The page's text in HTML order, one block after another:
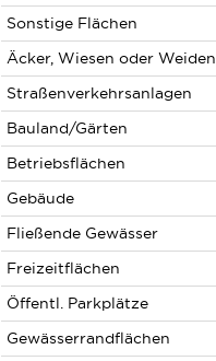
Sonstige Flächen
Äcker, Wiesen oder Weiden
Straßenverkehrsanlagen
Bauland/Gärten
Betriebsflächen
Gebäude
Fließende Gewässer
Freizeitflächen
Öffentl. Parkplätze
Gewässerrandflächen